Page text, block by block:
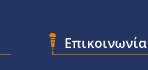
Επικοινωνία